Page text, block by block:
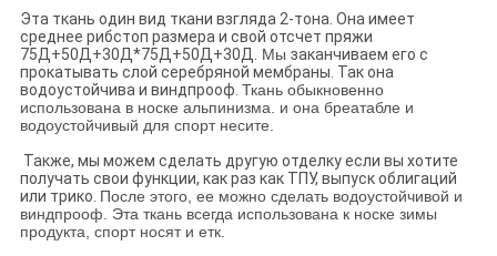
Эта ткань один вид ткани взгляда 2-тона. Она имеет
среднее рибстоп размера и свой отсчет пряжи
75Д+50Д+30Д*75Д+50Д+30Д. Мы заканчиваем его с
прокатывать слой серебряной мембраны. Так она
водоустойчива и виндпрооф. Ткань обыкновенно
использована в носке альпинизма. и она бреатабле и
водоустойчивый для спорт несите.
Также, мы можем сделать другую отделку если вы хотите
получать свои функции, как раз как ТПУ, выпуск облигаций
или трико. После этого, ее можно сделать водоустойчивой и
виндпрооф. Эта ткань всегда использована к носке зимы
продукта, спорт носят и етк.